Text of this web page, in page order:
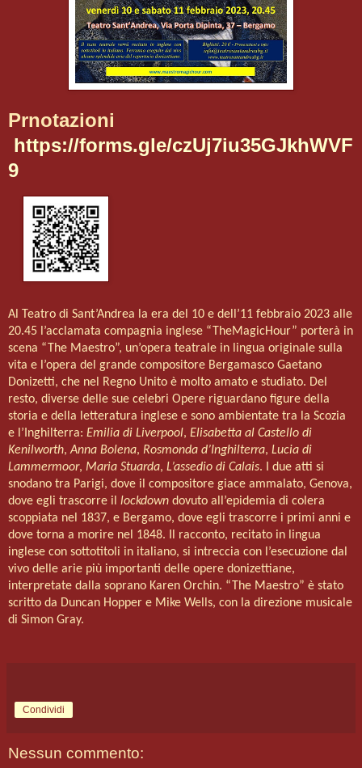
Prnotazioni
https://forms.gle/czUj7iu35GJkhWVF
9
Al Teatro di Sant’Andrea la era del 10 e dell’11 febbraio 2023 alle
20.45 l’acclamata compagnia inglese “TheMagicHour” porterà in
scena “The Maestro”, un’opera teatrale in lingua originale sulla
vita e l’opera del grande compositore Bergamasco Gaetano
Donizetti, che nel Regno Unito è molto amato e studiato. Del
resto, diverse delle sue celebri Opere riguardano figure della
storia e della letteratura inglese e sono ambientate tra la Scozia
e l’Inghilterra: Emilia di Liverpool, Elisabetta al Castello di
Kenilworth,Anna Bolena, Rosmonda d’Inghilterra, Lucia di
Lammermoor, Maria Stuarda, L’assedio di Calais. I due atti si
snodano tra Parigi, dove il compositore giace ammalato, Genova,
dove egli trascorre il lockdown dovuto all’epidemia di colera
scoppiata nel 1837, e Bergamo, dove egli trascorre i primi anni e
dove torna a morire nel 1848. Il racconto, recitato in lingua
inglese con sottotitoli in italiano, si intreccia con l’esecuzione dal
vivo delle arie più importanti delle opere donizettiane,
interpretate dalla soprano Karen Orchin. “The Maestro” è stato
scritto da Duncan Hopper e Mike Wells, con la direzione musicale
di Simon Gray.
Condividi
Nessun commento: